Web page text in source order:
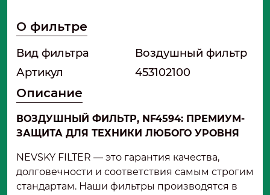
О фильтре
Вид фильтра
Воздушный фильтр
Артикул
453102100
Описание
ВОЗДУШНЫЙ ФИЛЬТР, NF4594: ПРЕМИУМ-
ЗАЩИТА ДЛЯ ТЕХНИКИ ЛЮБОГО УРОВНЯ
NEVSKY FILTER — это гарантия качества,
долговечности и соответствия самым строгим
стандартам. Наши фильтры производятся в